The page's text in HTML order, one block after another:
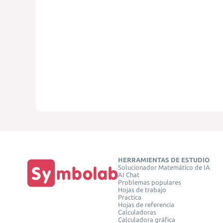
HERRAMIENTAS DE ESTUDIO
Solucionador Matemático de IA
AI Chat
Problemas populares
Hojas de trabajo
Practica
Hojas de referencia
Calculadoras
Calculadora gráfica